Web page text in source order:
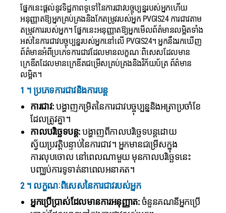
ផ្នែកនេះផ្តល់នូវទិដ្ឋភាពទូទៅនៃការជាវបច្ចុប្បន្នរបស់អ្នកហើយ
អនុញ្ញាតឱ្យអ្នកគ្រប់គ្រងនិងកែតម្រូវរបស់អ្នក PVGIS24 ការជាវតាម
តម្រូវការរបស់អ្នក។ ផ្នែកនេះអនុញ្ញាតឱ្យអ្នកមើលព័ត៌មានលម្អិតទាំង
អស់នៃការជាវបច្ចុប្បន្នរបស់អ្នកនៅលើ PVGIS24។ អ្នកនឹងរកឃើញ
ព័ត៌មានអំពីប្រភេទការជាវដែលមានលក្ខណៈពិសេសដែលមាន
ក្រេឌីតដែលមានក្រេឌីតជម្រើសគ្រប់គ្រងនិងវិក័យប័ត្រ ព័ត៌មាន
លម្អិត។
1 ។ ប្រភេទការជាវនិងការបន្ត
ការជាវ:បង្ហាញកម្រិតនៃការជាវបច្ចុប្បន្ននិងអត្រាប្រចាំខែ
ដែលត្រូវគ្នា។
កាលបរិច្ឆេទបន្ត:បង្ហាញពីកាលបរិច្ឆេទបន្តដោយ
ស្វ័យប្រវត្តិបន្ទាប់នៃការជាវ។ អ្នកមានជម្រើសក្នុង
ការលុបចោល នៅពេលណាមួយ មុនកាលបរិច្ឆេទនេះ
បញ្ឈប់ការទូទាត់នាពេលអនាគត។
2 ។ លក្ខណៈពិសេសនៃការជាវរបស់អ្នក
អ្នកប្រើប្រាស់ដែលមានការអនុញ្ញាត:ចំនួនគណនីអ្នកប្រើ